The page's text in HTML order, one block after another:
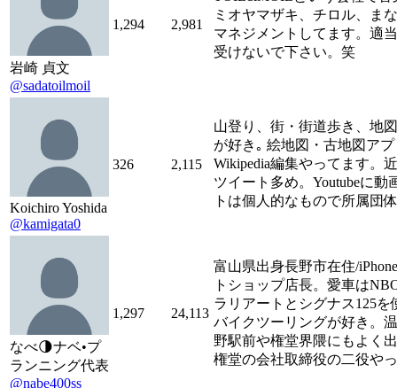
岩崎 貞文
@sadatoilmoil
1,294 2,981
ミオヤマザキ、チロル、ま
マネジメントしてます。適
受けないで下さい。笑
Koichiro Yoshida
@kamigata0
326 2,115
山登り、街・街道歩き、地
が好き｡ 絵地図・古地図ア
Wikipedia編集やってます。
ツイート多め。Youtubeに
トは個人的なもので所属団
なべ🌗ナベ•プ
ランニング代表
@nabe400ss
1,297 24,113
富山県出身長野市在住/
トショップ店長。愛車は
ラリアートとシグナス125
バイクツーリングが好き。
野駅前や権堂界隈にもよく
権堂の会社取締役の二役や